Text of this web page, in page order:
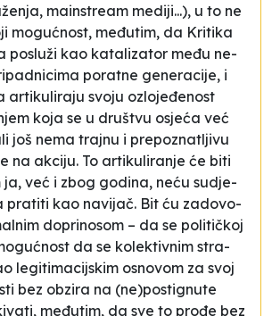
ma­in­stre­am me­di­ji...), u to ne
mo­gućnost, međutim, da Kri­ti­ka
po­služi kao ka­ta­li­za­tor među ne­
po­ra­tne ge­ne­ra­ci­je, i
ar­ti­ku­li­ra­ju svo­ju ozlo­jeđenost
ko­ja se u druš­tvu osjeća već
još ne­ma traj­nu i prepozna­tlji­vu
na akci­ju. To ar­ti­ku­li­ra­nje će bi­ti
ja, već i zbog go­di­na, neću su­dje­
pra­ti­ti kao na­vi­jač. Bit ću za­do­vo­
do­pri­no­som – da se po­li­tičkoj
da se ko­le­kti­vnim stra­
le­gi­ti­ma­cij­skim osno­vom za svoj
bez ob­zi­ra na (ne)pos­ti­gnu­te
međutim, da sve to prođe bez